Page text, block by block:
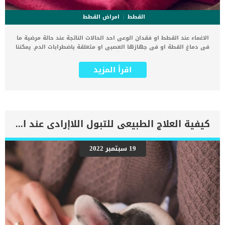
القطط
امراض القطط
الاغماء عند القطط او فقدان الوعى احد الحالات الناتجة عند حالة مرضية ما
فى دماغ القطة او فى جهازها العصبى او متعلقة باضطرابات الدم. يمكننا
تصاب القطط بالاغماء بشكل مؤقت بسبب انخفاض تدفق الدم إلى الدماغ ،
بسبب نقص الأكسجين والمواد المغذية. كما يعتبر الإغماء أكثر شيوعًا في
نتيجة قصر المسافة بين القلب والدماغ, اما البشر فالمسافة بين القلب
والدماغ اكبرفيكون قوة ضخ الدم تكون اضعف. فى اول مرة تتعرض قطتك
الى الاغماء, فعليك ان توجه الى العيادة البيطرية لطلب الاستشارة. في
كثير من الأحيان ، عندما يغمى على قطة بسبب شيء غير ضار مثل الإجهاد
أو الإثارة ، ولكن في أحيان أخرى يمكن أن يكون مرتبطًا بحالة أساسية ،
مثل انخفاض نسبة السكر في الدم ، أو ضعف القلب ، أو تناول مادة سامة.
من المهم تسجيل ما يحدث قبل النوبة واثناء النوبة ومن الافضل تسجيل
فيديو مصور للنوبة. في طريقك […]
اقرأ المزيد
كيفية العلاج الطبيعى للتبول اللاإرادى عند الكلاب
19 سبتمبر 2022